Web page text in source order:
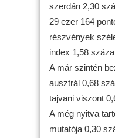
szerdán 2,30
29 ezer 164
részvények
index 1,58
A már szintén
ausztrál 0,68
tajvani viszont
A még nyitva
mutatója 0,30